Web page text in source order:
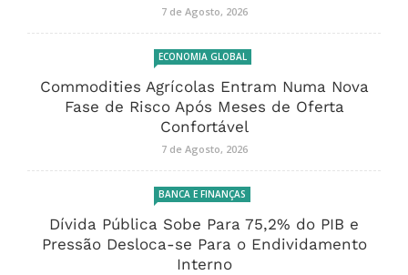
7 de Agosto, 2026
ECONOMIA GLOBAL
Commodities Agrícolas Entram Numa Nova
Fase de Risco Após Meses de Oferta
Confortável
7 de Agosto, 2026
BANCA E FINANÇAS
Dívida Pública Sobe Para 75,2% do PIB e
Pressão Desloca-se Para o Endividamento
Interno